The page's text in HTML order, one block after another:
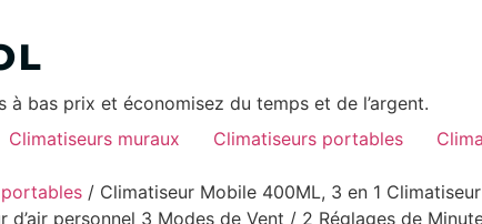
à bas prix et économisez du temps et de l’argent.
Climatiseurs muraux Climatiseurs portables
/ Climatiseur Mobile 400ML, 3 en 1
d’air personnel 3 Modes de Vent / 2 Réglages de